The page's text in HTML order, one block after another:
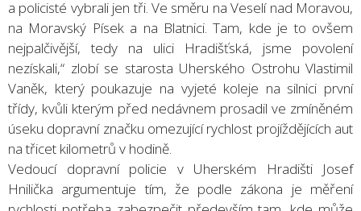
a policisté vybrali jen tři. Ve směru na Veselí nad Moravou,
na Moravský Písek a na Blatnici. Tam, kde je to ovšem
nejpalčivější, tedy na ulici Hradišťská, jsme povolení
nezískali,“ zlobí se starosta Uherského Ostrohu Vlastimil
Vaněk, který poukazuje na vyjeté koleje na silnici první
třídy, kvůli kterým před nedávnem prosadil ve zmíněném
úseku dopravní značku omezující rychlost projíždějících aut
na třicet kilometrů v hodině.
Vedoucí dopravní policie v Uherském Hradišti Josef
Hnilička argumentuje tím, že podle zákona je měření